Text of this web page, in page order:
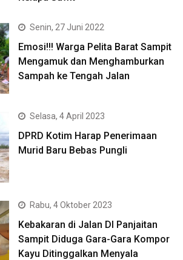
Senin, 27 Juni 2022
Emosi!!! Warga Pelita Barat Sampit
Mengamuk dan Menghamburkan
Sampah ke Tengah Jalan
Selasa, 4 April 2023
DPRD Kotim Harap Penerimaan
Murid Baru Bebas Pungli
Rabu, 4 Oktober 2023
Kebakaran di Jalan DI Panjaitan
Sampit Diduga Gara-Gara Kompor
Kayu Ditinggalkan Menyala